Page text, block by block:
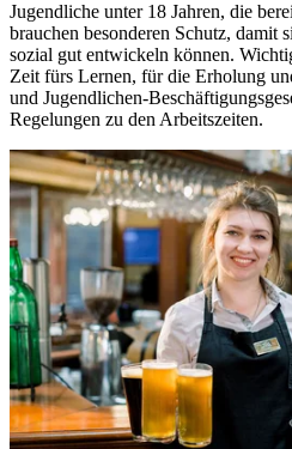
Jugendliche unter 18 Jahren, die
brauchen besonderen Schutz, damit
sozial gut entwickeln können.
Zeit fürs Lernen, für die Erholung
und Jugendlichen-
Regelungen zu den Arbeitszeiten.